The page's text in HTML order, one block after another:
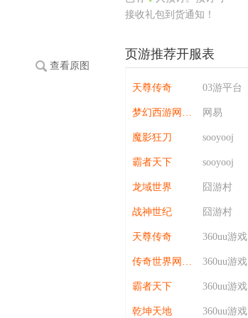
查看原图
接收礼包到货通知！
页游推荐开服表
天尊传奇 03游平台
梦幻西游网页版 网易
魔影狂刀 sooyooj
霸者天下 sooyooj
龙域世界 囧游村
战神世纪 囧游村
天尊传奇 360uu游戏
传奇世界网页版 360uu游戏
霸者天下 360uu游戏
乾坤天地 360uu游戏